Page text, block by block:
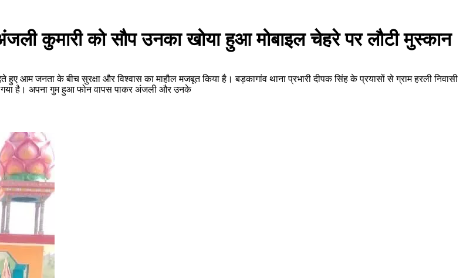
कुमारी को सौप उनका खोया हुआ मोबाइल चेहरे पर लौटी मुस्कान
आम जनता के बीच सुरक्षा और विश्वास का माहौल मजबूत किया है। बड़कागांव थाना प्रभारी दीपक सिंह के प्रयासों से ग्राम हरली निवासी
गया है। अपना गुम हुआ फोन वापस पाकर अंजली और उनके